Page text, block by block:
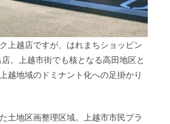
上越店ですが、はれまちショッピン
。上越市街でも核となる高田地区と
越地域のドミナント化への足掛かり
土地区画整理区域。上越市市民プラ